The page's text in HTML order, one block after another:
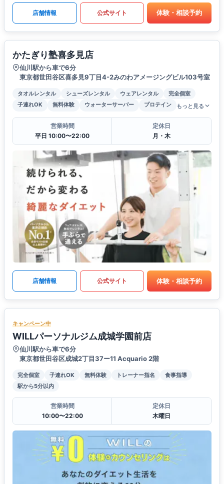
店舗情報 公式サイト 体験・相談予約
かたぎり塾喜多見店
仙川駅から車で6分
東京都世田谷区喜多見9丁目4-2みのわアメージングビル103号室
タオルレンタル シューズレンタル ウェアレンタル
完全個室
子連れOK
無料体験 ウォーターサーバー プロテイン もっと見る
営業時間
平日 10:00〜22:00
定休日
月・木
店舗情報 公式サイト 体験・相談予約
キャンペーン中
WILLパーソナルジム成城学園前店
仙川駅から車で6分
東京都世田谷区成城2丁目37ー11 Acquario 2階
完全個室 子連れOK 無料体験 トレーナー指名
食事指導
駅から5分以内
営業時間
10:00〜22:00
定休日
木曜日